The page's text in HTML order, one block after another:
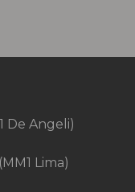
De Angeli)
Lima)